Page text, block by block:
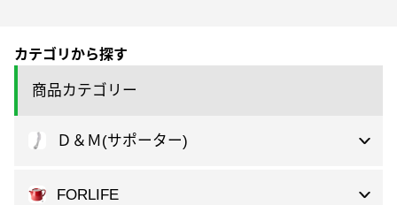
カテゴリから探す
商品カテゴリー
Ｄ＆Ｍ(サポーター)
FORLIFE